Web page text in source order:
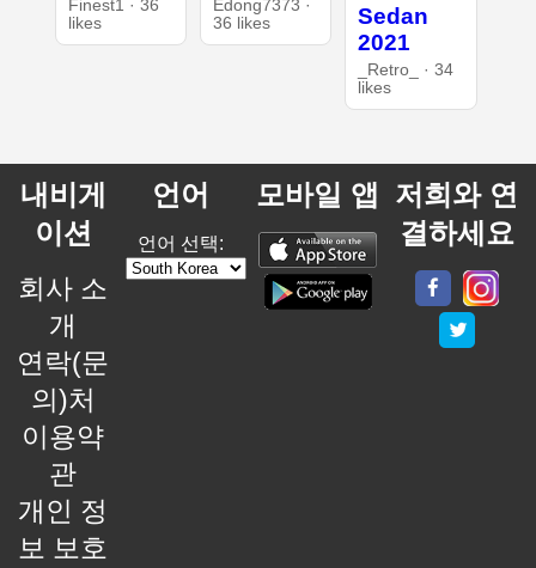
Finest1 · 36
likes
Edong7373 ·
36 likes
Sedan
2021
_Retro_ · 34
likes
내비게
이션
회사 소
개
연락(문
의)처
이용약
관
개인 정
보 보호
언어
언어 선택:
모바일 앱 저희와 연
결하세요